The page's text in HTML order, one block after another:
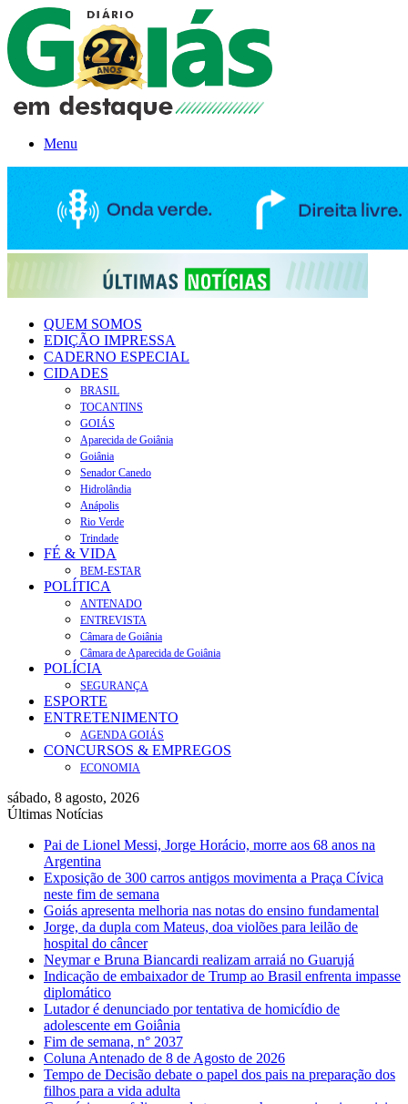
Menu
QUEM SOMOS
EDIÇÃO IMPRESSA
CADERNO ESPECIAL
CIDADES
BRASIL
TOCANTINS
GOIÁS
Aparecida de Goiânia
Goiânia
Senador Canedo
Hidrolândia
Anápolis
Rio Verde
Trindade
FÉ & VIDA
BEM-ESTAR
POLÍTICA
ANTENADO
ENTREVISTA
Câmara de Goiânia
Câmara de Aparecida de Goiânia
POLÍCIA
SEGURANÇA
ESPORTE
ENTRETENIMENTO
AGENDA GOIÁS
CONCURSOS & EMPREGOS
ECONOMIA
sábado, 8 agosto, 2026
Últimas Notícias
Pai de Lionel Messi, Jorge Horácio, morre aos 68 anos na
Argentina
Exposição de 300 carros antigos movimenta a Praça Cívica
neste fim de semana
Goiás apresenta melhoria nas notas do ensino fundamental
Jorge, da dupla com Mateus, doa violões para leilão de
hospital do câncer
Neymar e Bruna Biancardi realizam arraiá no Guarujá
Indicação de embaixador de Trump ao Brasil enfrenta impasse
diplomático
Lutador é denunciado por tentativa de homicídio de
adolescente em Goiânia
Fim de semana, n° 2037
Coluna Antenado de 8 de Agosto de 2026
Tempo de Decisão debate o papel dos pais na preparação dos
filhos para a vida adulta